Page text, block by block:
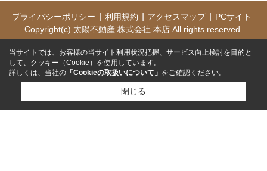
プライバシーポリシー 利用規約 アクセスマップ
PCサイト
Copyright(c) 太陽不動産 株式会社 本店 All rights reserved.
当サイトでは、お客様の当サイト利用状況把握、サービス向上検討を目的と
して、クッキー（Cookie）を使用しています。
詳しくは、当社の 「Cookieの取扱いについて」 をご確認ください。
閉じる